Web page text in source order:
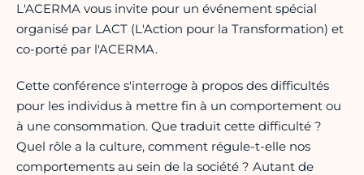
L'ACERMA vous invite pour un événement spécial
organisé par LACT (L'Action pour la Transformation) et
co-porté par l'ACERMA.
Cette conférence s'interroge à propos des difficultés
pour les individus à mettre fin à un comportement ou
à une consommation. Que traduit cette difficulté ?
Quel rôle a la culture, comment régule-t-elle nos
comportements au sein de la société ? Autant de